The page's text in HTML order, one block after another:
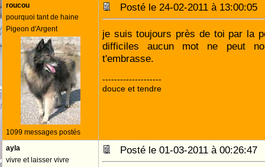
roucou
pourquoi tant de haine
Pigeon d'Argent
1099 messages postés
Posté le 24-02-2011 à
je suis toujours près de toi par la
difficiles aucun mot ne peut
t'embrasse.
--------------------
douce et tendre
ayla
vivre et laisser vivre
Posté le 01-03-2011 à